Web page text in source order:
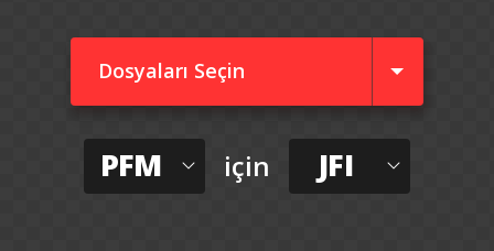
Dosyaları Seçin
PFM için JFI